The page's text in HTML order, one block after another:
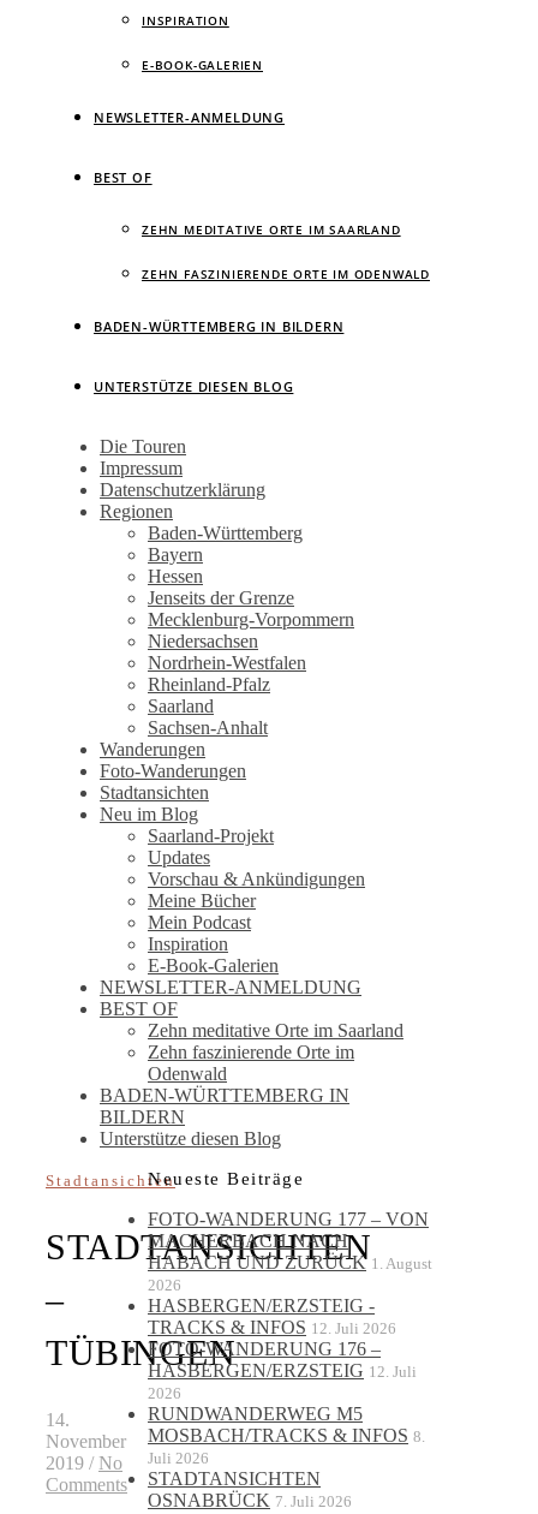
INSPIRATION
E-BOOK-GALERIEN
NEWSLETTER-ANMELDUNG
BEST OF
ZEHN MEDITATIVE ORTE IM SAARLAND
ZEHN FASZINIERENDE ORTE IM ODENWALD
BADEN-WÜRTTEMBERG IN BILDERN
UNTERSTÜTZE DIESEN BLOG
Wandertagebuch von Torsten
Wirschum
Die Touren
Impressum
Datenschutzerklärung
Regionen
Baden-Württemberg
Bayern
Hessen
Jenseits der Grenze
Mecklenburg-Vorpommern
Niedersachsen
Nordrhein-Westfalen
Rheinland-Pfalz
Saarland
Sachsen-Anhalt
Wanderungen
Foto-Wanderungen
Stadtansichten
Neu im Blog
Saarland-Projekt
Updates
Vorschau & Ankündigungen
Meine Bücher
Mein Podcast
Inspiration
E-Book-Galerien
NEWSLETTER-ANMELDUNG
BEST OF
Zehn meditative Orte im Saarland
Zehn faszinierende Orte im
Odenwald
BADEN-WÜRTTEMBERG IN
BILDERN
Unterstütze diesen Blog
Stadtansichten
STADTANSICHTEN
–
TÜBINGEN
14.
November
2019 / No
Comments
Neueste Beiträge
FOTO-WANDERUNG 177 – VON
MACHERBACH NACH
HABACH UND ZURÜCK 1. August
2026
HASBERGEN/ERZSTEIG -
TRACKS & INFOS 12. Juli 2026
FOTO-WANDERUNG 176 –
HASBERGEN/ERZSTEIG 12. Juli
2026
RUNDWANDERWEG M5
MOSBACH/TRACKS & INFOS 8.
Juli 2026
STADTANSICHTEN
OSNABRÜCK 7. Juli 2026